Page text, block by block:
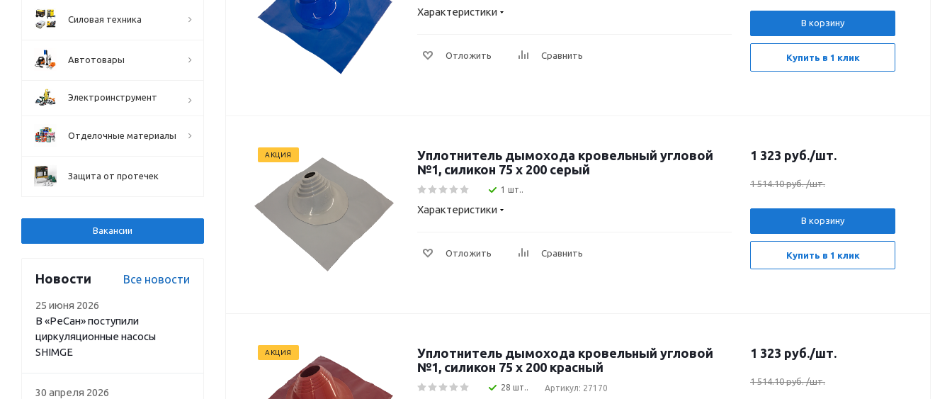
Характеристики
Отложить Сравнить
В корзину
Купить в 1 клик
АКЦИЯ
Уплотнитель дымохода кровельный угловой
№1, силикон 75 х 200 серый
1 шт..
Характеристики
Отложить Сравнить
1 323 руб./шт.
1 514.10 руб. /шт.
В корзину
Купить в 1 клик
АКЦИЯ
Уплотнитель дымохода кровельный угловой
№1, силикон 75 х 200 красный
28 шт.. Артикул: 27170
1 323 руб./шт.
1 514.10 руб. /шт.
Силовая техника
Автотовары
Электроинструмент
Отделочные материалы
Защита от протечек
Вакансии
Новости Все новости
25 июня 2026
В «РеСан» поступили
циркуляционные насосы
SHIMGE
30 апреля 2026